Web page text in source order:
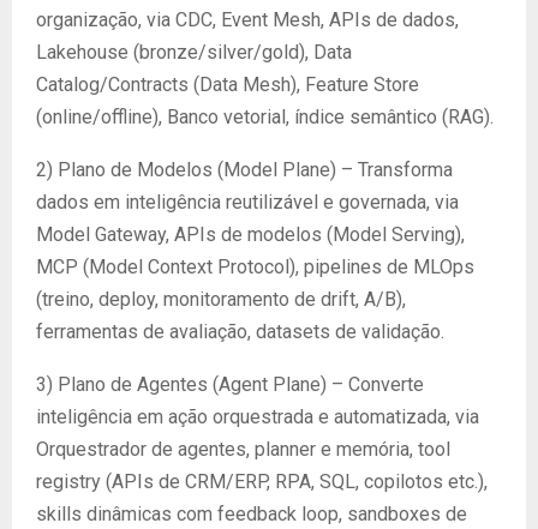
organização, via CDC, Event Mesh, APIs de dados,
Lakehouse (bronze/silver/gold), Data
Catalog/Contracts (Data Mesh), Feature Store
(online/offline), Banco vetorial, índice semântico (RAG).
2) Plano de Modelos (Model Plane) – Transforma
dados em inteligência reutilizável e governada, via
Model Gateway, APIs de modelos (Model Serving),
MCP (Model Context Protocol), pipelines de MLOps
(treino, deploy, monitoramento de drift, A/B),
ferramentas de avaliação, datasets de validação.
3) Plano de Agentes (Agent Plane) – Converte
inteligência em ação orquestrada e automatizada, via
Orquestrador de agentes, planner e memória, tool
registry (APIs de CRM/ERP, RPA, SQL, copilotos etc.),
skills dinâmicas com feedback loop, sandboxes de